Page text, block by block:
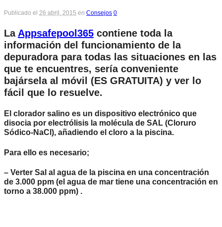
Publicado el 26 abril, 2015 en Consejos 0
La Appsafepool365 contiene toda la
información del funcionamiento de la
depuradora para todas las situaciones en las
que te encuentres, sería conveniente
bajársela al móvil (ES GRATUITA) y ver lo
fácil que lo resuelve.
El clorador salino es un dispositivo electrónico que
disocia por electrólisis la molécula de SAL (Cloruro
Sódico-NaCl), añadiendo el cloro a la piscina.
Para ello es necesario;
– Verter Sal al agua de la piscina en una concentración
de 3.000 ppm (el agua de mar tiene una concentración en
torno a 38.000 ppm) .